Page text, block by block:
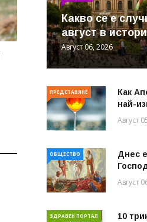
Какво се е
август в
Август 06, 2026
ПРЕДСТАВЯНЕ
Как
най-
Август
ОБЩЕСТВО
Днес
Август
ЗДРАВЕН ПОРТАЛ
10